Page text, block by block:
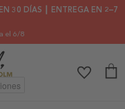
30 DÍAS ┃ ENTREGA EN 2–7
el 6/8